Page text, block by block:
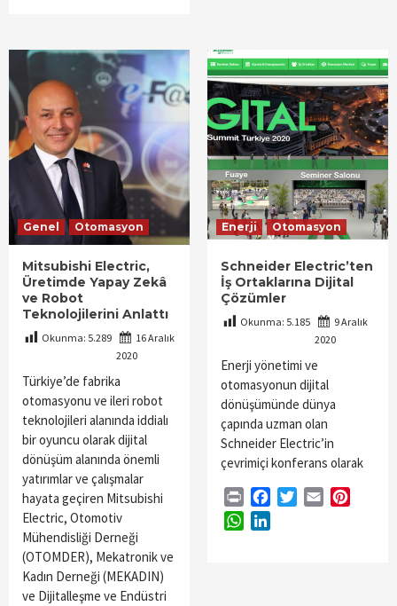
Genel Otomasyon
Mitsubishi Electric,
Üretimde Yapay Zekâ
ve Robot
Teknolojilerini Anlattı
Okunma: 5.289
16 Aralık
2020
Türkiye’de fabrika
otomasyonu ve ileri robot
teknolojileri alanında iddialı
bir oyuncu olarak dijital
dönüşüm alanında önemli
yatırımlar ve çalışmalar
hayata geçiren Mitsubishi
Electric, Otomotiv
Mühendisliği Derneği
(OTOMDER), Mekatronik ve
Kadın Derneği (MEKADIN)
ve Dijitalleşme ve Endüstri
Enerji Otomasyon
Schneider Electric’ten
İş Ortaklarına Dijital
Çözümler
Okunma: 5.185
9 Aralık
2020
Enerji yönetimi ve
otomasyonun dijital
dönüşümünde dünya
çapında uzman olan
Schneider Electric’in
çevrimiçi konferans olarak
Print FacebookTwitterEmail
WhatsApp